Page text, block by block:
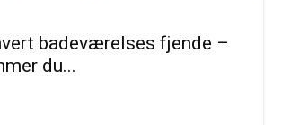
badeværelses fjende –
du...